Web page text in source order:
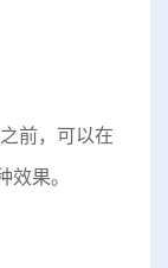
前，可以在
果。